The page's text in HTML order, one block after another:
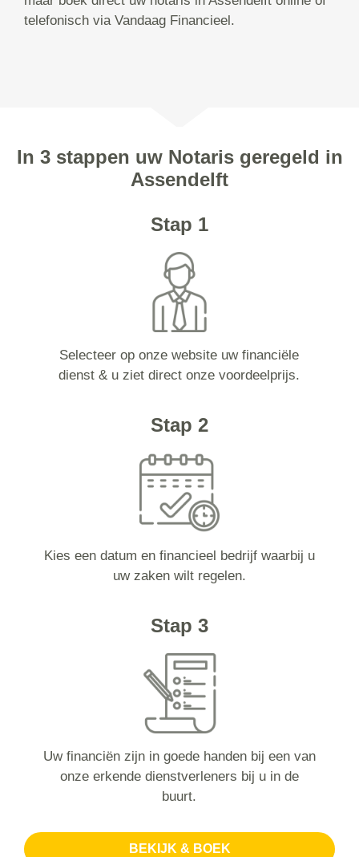
telefonisch via Vandaag Financieel.
In 3 stappen uw Notaris geregeld in
Assendelft
Stap 1
Selecteer op onze website uw financiële
dienst & u ziet direct onze voordeelprijs.
Stap 2
Kies een datum en financieel bedrijf waarbij u
uw zaken wilt regelen.
Stap 3
Uw financiën zijn in goede handen bij een van
onze erkende dienstverleners bij u in de
buurt.
BEKIJK & BOEK